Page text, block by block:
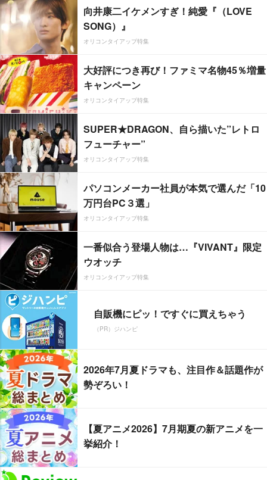
向井康二イケメンすぎ！純愛『（LOVE
SONG）』
オリコンタイアップ特集
大好評につき再び！ファミマ名物45％増量
キャンペーン
オリコンタイアップ特集
SUPER★DRAGON、自ら描いた”レトロ
フューチャー”
オリコンタイアップ特集
パソコンメーカー社員が本気で選んだ「10
万円台PC３選」
オリコンタイアップ特集
一番似合う登場人物は…『VIVANT』限定
ウオッチ
オリコンタイアップ特集
自販機にピッ！ですぐに買えちゃう
（PR）ジハンピ
2026年7月夏ドラマも、注目作＆話題作が
勢ぞろい！
【夏アニメ2026】7月期夏の新アニメを一
挙紹介！